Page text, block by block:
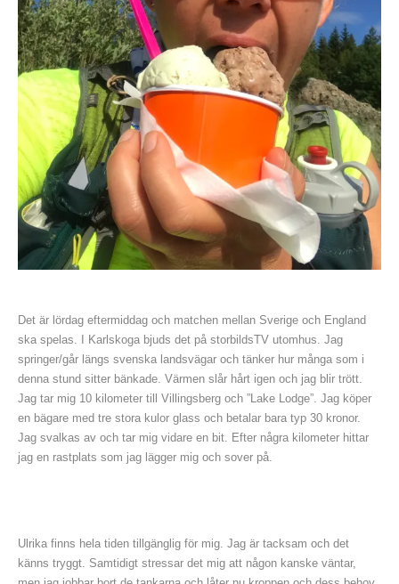
Det är lördag eftermiddag och matchen mellan Sverige och England
ska spelas. I Karlskoga bjuds det på storbildsTV utomhus. Jag
springer/går längs svenska landsvägar och tänker hur många som i
denna stund sitter bänkade. Värmen slår hårt igen och jag blir trött.
Jag tar mig 10 kilometer till Villingsberg och ”Lake Lodge”. Jag köper
en bägare med tre stora kulor glass och betalar bara typ 30 kronor.
Jag svalkas av och tar mig vidare en bit. Efter några kilometer hittar
jag en rastplats som jag lägger mig och sover på.
Ulrika finns hela tiden tillgänglig för mig. Jag är tacksam och det
känns tryggt. Samtidigt stressar det mig att någon kanske väntar,